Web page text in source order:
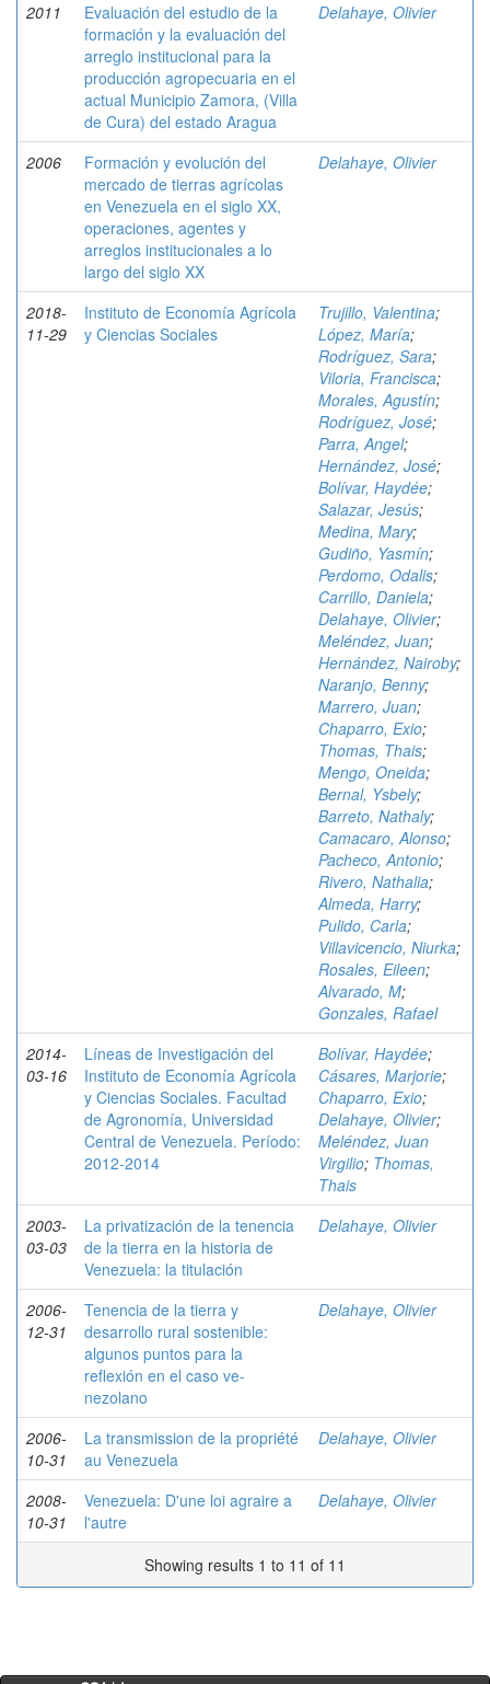
2011
Evaluación del estudio de la
formación y la evaluación del
arreglo institucional para la
producción agropecuaria en el
actual Municipio Zamora, (Villa
de Cura) del estado Aragua
Delahaye, Olivier
2006
Formación y evolución del
mercado de tierras agrícolas
en Venezuela en el siglo XX,
operaciones, agentes y
arreglos institucionales a lo
largo del siglo XX
Delahaye, Olivier
2018-
11-29
Instituto de Economía Agrícola
y Ciencias Sociales
Trujillo, Valentina;
López, María;
Rodríguez, Sara;
Viloria, Francisca;
Morales, Agustín;
Rodríguez, José;
Parra, Angel;
Hernández, José;
Bolívar, Haydée;
Salazar, Jesús;
Medina, Mary;
Gudiño, Yasmín;
Perdomo, Odalis;
Carrillo, Daniela;
Delahaye, Olivier;
Meléndez, Juan;
Hernández, Nairoby;
Naranjo, Benny;
Marrero, Juan;
Chaparro, Exio;
Thomas, Thais;
Mengo, Oneida;
Bernal, Ysbely;
Barreto, Nathaly;
Camacaro, Alonso;
Pacheco, Antonio;
Rivero, Nathalia;
Almeda, Harry;
Pulido, Carla;
Villavicencio, Niurka;
Rosales, Eileen;
Alvarado, M;
Gonzales, Rafael
2014-
03-16
Líneas de Investigación del
Instituto de Economía Agrícola
y Ciencias Sociales. Facultad
de Agronomía, Universidad
Central de Venezuela. Período:
2012-2014
Bolívar, Haydée;
Cásares, Marjorie;
Chaparro, Exio;
Delahaye, Olivier;
Meléndez, Juan
Virgilio; Thomas,
Thais
2003-
03-03
La privatización de la tenencia
de la tierra en la historia de
Venezuela: la titulación
Delahaye, Olivier
2006-
12-31
Tenencia de la tierra y
desarrollo rural sostenible:
algunos puntos para la
reflexión en el caso ve-
nezolano
Delahaye, Olivier
2006-
10-31
La transmission de la propriété
au Venezuela
Delahaye, Olivier
2008-
10-31
Venezuela: D'une loi agraire a
l'autre
Delahaye, Olivier
Showing results 1 to 11 of 11